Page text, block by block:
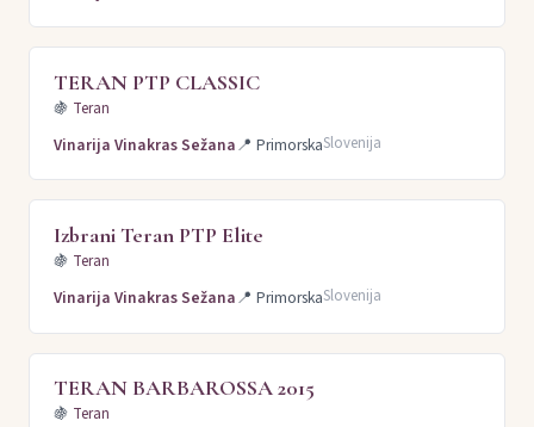
TERAN PTP CLASSIC
🍇 Teran
Vinarija Vinakras Sežana📍 PrimorskaSlovenija
Izbrani Teran PTP Elite
🍇 Teran
Vinarija Vinakras Sežana📍 PrimorskaSlovenija
TERAN BARBAROSSA 2015
🍇 Teran